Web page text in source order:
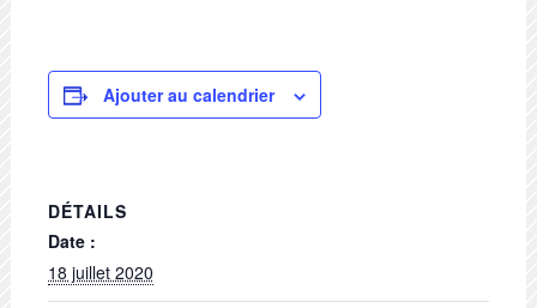
Ajouter au calendrier
DÉTAILS
Date :
18 juillet 2020